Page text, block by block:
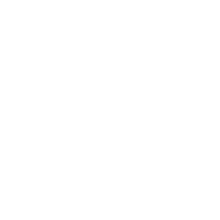
요... 제가 사용해 본 바로... 정말로 당장 어느 회사든 활용